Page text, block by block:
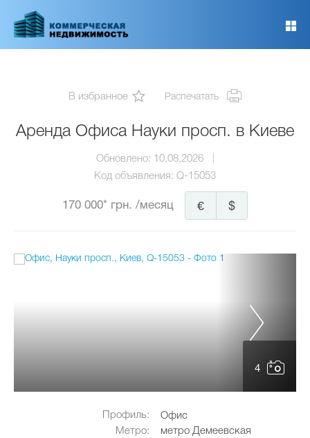
основному
В избранное Распечатать
Аренда Офиса Науки просп. в Киеве
Обновлено: 10.08.2026
Код объявления: Q-15053
170 000* грн. /месяц $
€
4
Профиль:
Офис
Метро:
метро Демеевская